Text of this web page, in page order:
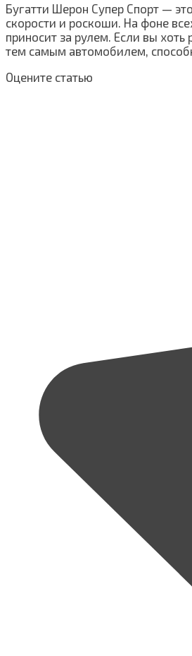
Бугатти Шерон Супер Спорт —
скорости и роскоши. На фоне
приносит за рулем. Если вы
тем самым автомобилем,
Оцените статью